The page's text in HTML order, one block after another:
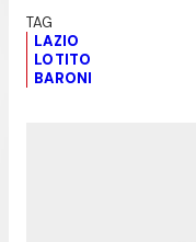
LAZIO
LOTITO
BARONI